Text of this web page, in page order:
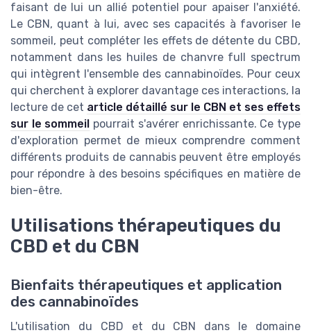
faisant de lui un allié potentiel pour apaiser l'anxiété.
Le CBN, quant à lui, avec ses capacités à favoriser le
sommeil, peut compléter les effets de détente du CBD,
notamment dans les huiles de chanvre full spectrum
qui intègrent l'ensemble des cannabinoïdes. Pour ceux
qui cherchent à explorer davantage ces interactions, la
lecture de cet article détaillé sur le CBN et ses effets
sur le sommeil pourrait s'avérer enrichissante. Ce type
d'exploration permet de mieux comprendre comment
différents produits de cannabis peuvent être employés
pour répondre à des besoins spécifiques en matière de
bien-être.
Utilisations thérapeutiques du
CBD et du CBN
Bienfaits thérapeutiques et application
des cannabinoïdes
L'utilisation du CBD et du CBN dans le domaine